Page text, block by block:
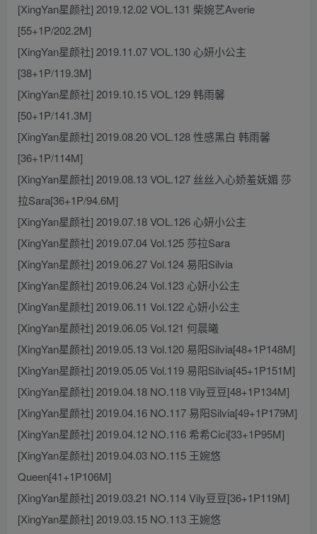
[XingYan星颜社] 2019.12.02 VOL.131 柴婉艺Averie
[55+1P/202.2M]
[XingYan星颜社] 2019.11.07 VOL.130 心妍小公主
[38+1P/119.3M]
[XingYan星颜社] 2019.10.15 VOL.129 韩雨馨
[50+1P/141.3M]
[XingYan星颜社] 2019.08.20 VOL.128 性感黑白 韩雨馨
[36+1P/114M]
[XingYan星颜社] 2019.08.13 VOL.127 丝丝入心娇羞妩媚 莎
拉Sara[36+1P/94.6M]
[XingYan星颜社] 2019.07.18 VOL.126 心妍小公主
[XingYan星颜社] 2019.07.04 Vol.125 莎拉Sara
[XingYan星颜社] 2019.06.27 Vol.124 易阳Silvia
[XingYan星颜社] 2019.06.24 Vol.123 心妍小公主
[XingYan星颜社] 2019.06.11 Vol.122 心妍小公主
[XingYan星颜社] 2019.06.05 Vol.121 何晨曦
[XingYan星颜社] 2019.05.13 Vol.120 易阳Silvia[48+1P148M]
[XingYan星颜社] 2019.05.05 Vol.119 易阳Silvia[45+1P151M]
[XingYan星颜社] 2019.04.18 NO.118 Vily豆豆[48+1P134M]
[XingYan星颜社] 2019.04.16 NO.117 易阳Silvia[49+1P179M]
[XingYan星颜社] 2019.04.12 NO.116 希希Cici[33+1P95M]
[XingYan星颜社] 2019.04.03 NO.115 王婉悠
Queen[41+1P106M]
[XingYan星颜社] 2019.03.21 NO.114 Vily豆豆[36+1P119M]
[XingYan星颜社] 2019.03.15 NO.113 王婉悠